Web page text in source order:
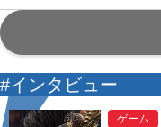
#インタビュー
ゲーム